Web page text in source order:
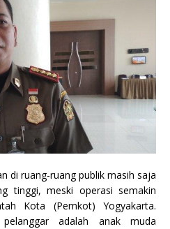
di ruang-ruang publik masih saja
tinggi, meski operasi semakin
Kota (Pemkot) Yogyakarta.
adalah anak muda